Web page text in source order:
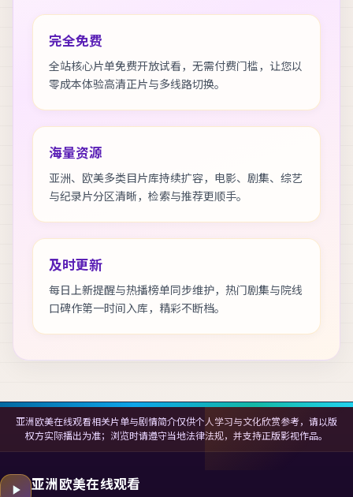
完全免费
全站核心片单免费开放试看，无需付费门槛，让您以
零成本体验高清正片与多线路切换。
海量资源
亚洲、欧美多类目片库持续扩容，电影、剧集、综艺
与纪录片分区清晰，检索与推荐更顺手。
及时更新
每日上新提醒与热播榜单同步维护，热门剧集与院线
口碑作第一时间入库，精彩不断档。
亚洲欧美在线观看相关片单与剧情简介仅供个人学习与文化欣赏参考，请以版
权方实际播出为准；浏览时请遵守当地法律法规，并支持正版影视作品。
亚洲欧美在线观看